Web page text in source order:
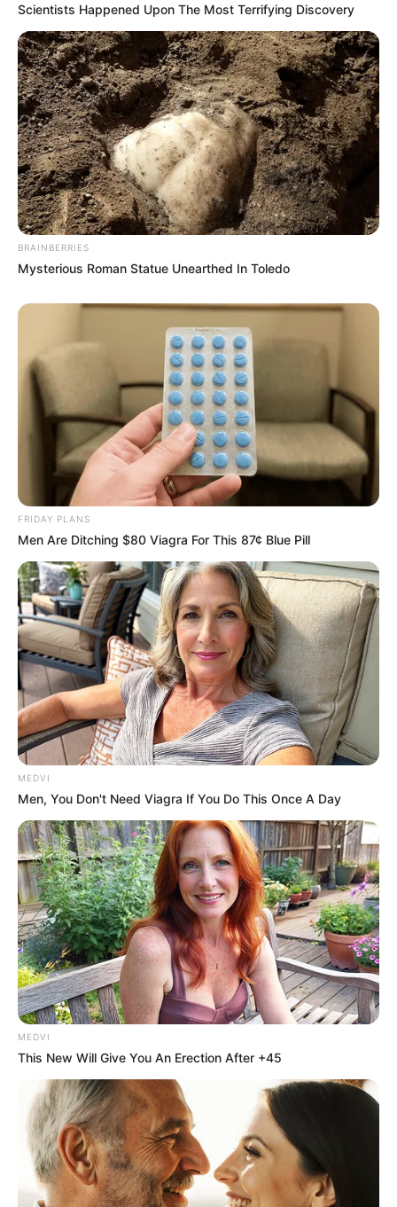
Scientists Happened Upon The Most Terrifying Discovery
BRAINBERRIES
Mysterious Roman Statue Unearthed In Toledo
FRIDAY PLANS
Men Are Ditching $80 Viagra For This 87¢ Blue Pill
MEDVI
Men, You Don't Need Viagra If You Do This Once A Day
MEDVI
This New Will Give You An Erection After +45